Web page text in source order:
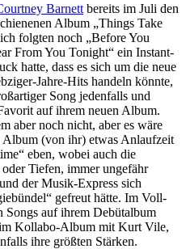
Barnett bereits im Juli den
Album „Things Take
folgten noch „Before You
From You Tonight“ ein Instant-
hatte, dass es sich um die neue
Jahre-Hits handeln könnte,
Song jedenfalls und
auf ihrem neuen Album.
aber noch nicht, aber es wäre
Album (von ihr) etwas Anlaufzeit
eben, wobei auch die
Tiefen, immer ungefähr
der Musik-Express sich
gefreut hätte. Im Voll-
auf ihrem Debütalbum
Kollabo-Album mit Kurt Vile,
ihre größten Stärken.